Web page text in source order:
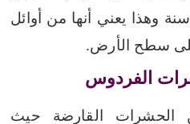
وهذا يعني أنها من أوائل
سطح الأرض.
الفردوس
القارضة حيث